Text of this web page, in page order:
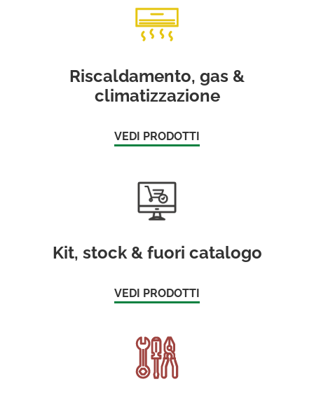
Riscaldamento, gas &
climatizzazione
VEDI PRODOTTI
Kit, stock & fuori catalogo
VEDI PRODOTTI